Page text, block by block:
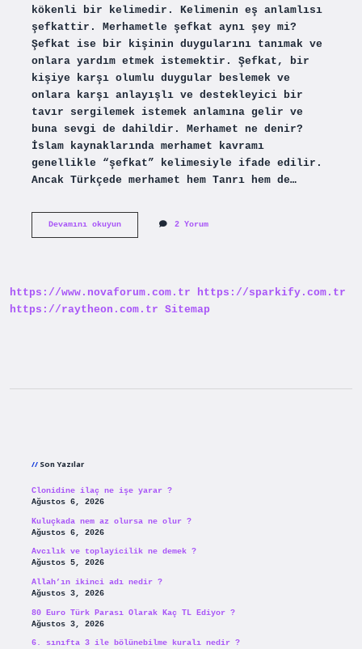
kökenli bir kelimedir. Kelimenin eş anlamlısı
şefkattir. Merhametle şefkat aynı şey mi?
Şefkat ise bir kişinin duygularını tanımak ve
onlara yardım etmek istemektir. Şefkat, bir
kişiye karşı olumlu duygular beslemek ve
onlara karşı anlayışlı ve destekleyici bir
tavır sergilemek istemek anlamına gelir ve
buna sevgi de dahildir. Merhamet ne denir?
İslam kaynaklarında merhamet kavramı
genellikle “şefkat” kelimesiyle ifade edilir.
Ancak Türkçede merhamet hem Tanrı hem de…
Devamını okuyunMerhamet
2 Yorum
https://www.novaforum.com.tr
https://sparkify.com.tr
https://raytheon.com.tr Sitemap
Son Yazılar
Clonidine ilaç ne işe yarar ?
Ağustos 6, 2026
Kuluçkada nem az olursa ne olur ?
Ağustos 6, 2026
Avcılık ve toplayicilik ne demek ?
Ağustos 5, 2026
Allah’ın ikinci adı nedir ?
Ağustos 3, 2026
80 Euro Türk Parası Olarak Kaç TL Ediyor ?
Ağustos 3, 2026
6. sınıfta 3 ile bölünebilme kuralı nedir ?